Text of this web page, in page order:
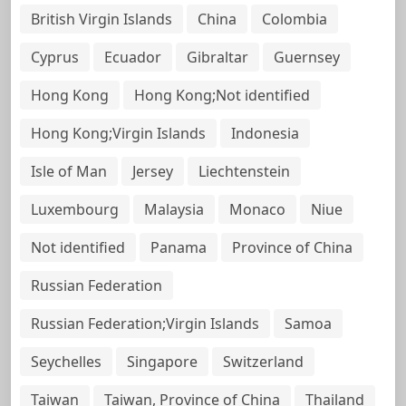
British Virgin Islands
China
Colombia
Cyprus
Ecuador Gibraltar
Guernsey
Hong Kong
Hong Kong;Not identified
Hong Kong;Virgin Islands
Indonesia
Isle of Man
Jersey
Liechtenstein
Luxembourg
Malaysia Monaco
Niue
Not identified
Panama
Province of China
Russian Federation
Russian Federation;Virgin Islands
Samoa
Seychelles
Singapore
Switzerland
Taiwan
Taiwan, Province of China Thailand